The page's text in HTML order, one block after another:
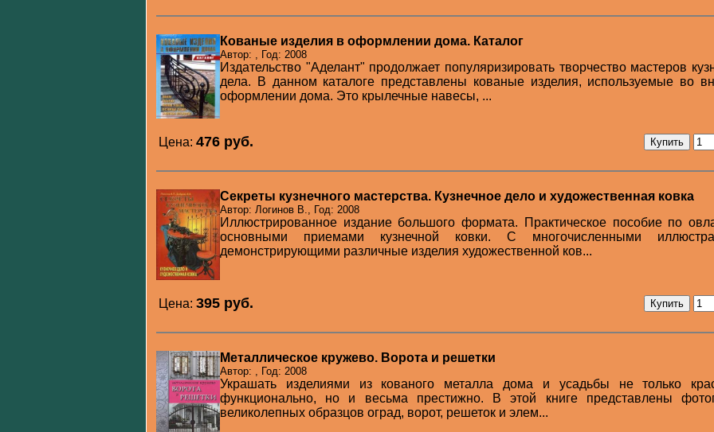
Кованые изделия в оформлении дома. Каталог
Автор: , Год: 2008
Издательство "Аделант" продолжает популяризировать творчество мастеров
дела. В данном каталоге представлены кованые изделия, используемые во
оформлении дома. Это крылечные навесы, ...
Цена: 476 pуб.
Секреты кузнечного мастерства. Кузнечное дело и художественная ковка
Автор: Логинов В., Год: 2008
Иллюстрированное издание большого формата. Практическое пособие по
основными приемами кузнечной ковки. С многочисленными
демонстрирующими различные изделия художественной ков...
Цена: 395 pуб.
Металлическое кружево. Ворота и решетки
Автор: , Год: 2008
Украшать изделиями из кованого металла дома и усадьбы не только
функционально, но и весьма престижно. В этой книге представлены
великолепных образцов оград, ворот, решеток и элем...